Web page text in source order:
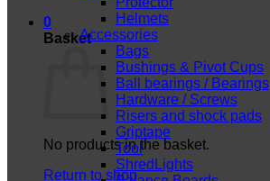
0
Basket
No products in the basket.
Return to shop
Helmets
Accessories
Bags
Bushings & Pivot Cups
Ball bearings / Bearings
Hardware / Screws
Risers and shock pads
Griptape
Tool
ShredLights